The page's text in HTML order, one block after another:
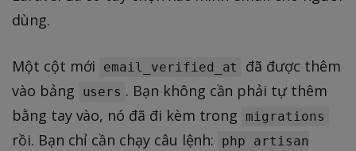
dùng.
Một cột mới email_verified_at
đã được thêm
vào bảng
users . Bạn không cần phải tự thêm
bằng tay vào, nó đã đi kèm trong
migrations
rồi. Bạn chỉ cần chạy câu lệnh:
php artisan